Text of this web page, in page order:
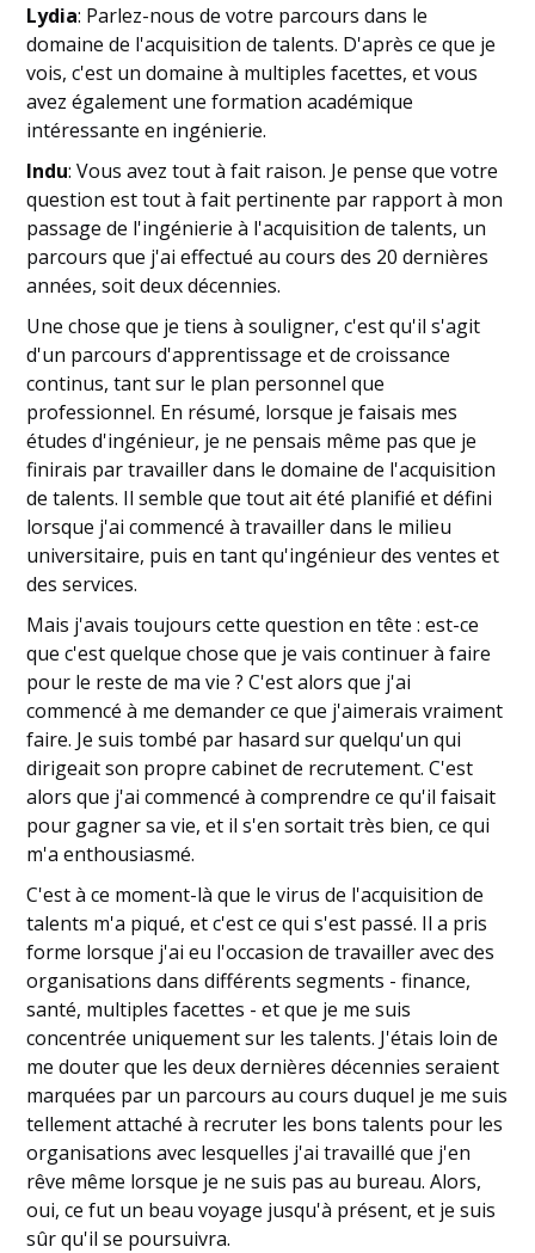
Lydia: Parlez-nous de votre parcours dans le
domaine de l'acquisition de talents. D'après ce que je
vois, c'est un domaine à multiples facettes, et vous
avez également une formation académique
intéressante en ingénierie.
Indu: Vous avez tout à fait raison. Je pense que votre
question est tout à fait pertinente par rapport à mon
passage de l'ingénierie à l'acquisition de talents, un
parcours que j'ai effectué au cours des 20 dernières
années, soit deux décennies.
Une chose que je tiens à souligner, c'est qu'il s'agit
d'un parcours d'apprentissage et de croissance
continus, tant sur le plan personnel que
professionnel. En résumé, lorsque je faisais mes
études d'ingénieur, je ne pensais même pas que je
finirais par travailler dans le domaine de l'acquisition
de talents. Il semble que tout ait été planifié et défini
lorsque j'ai commencé à travailler dans le milieu
universitaire, puis en tant qu'ingénieur des ventes et
des services.
Mais j'avais toujours cette question en tête : est-ce
que c'est quelque chose que je vais continuer à faire
pour le reste de ma vie ? C'est alors que j'ai
commencé à me demander ce que j'aimerais vraiment
faire. Je suis tombé par hasard sur quelqu'un qui
dirigeait son propre cabinet de recrutement. C'est
alors que j'ai commencé à comprendre ce qu'il faisait
pour gagner sa vie, et il s'en sortait très bien, ce qui
m'a enthousiasmé.
C'est à ce moment-là que le virus de l'acquisition de
talents m'a piqué, et c'est ce qui s'est passé. Il a pris
forme lorsque j'ai eu l'occasion de travailler avec des
organisations dans différents segments - finance,
santé, multiples facettes - et que je me suis
concentrée uniquement sur les talents. J'étais loin de
me douter que les deux dernières décennies seraient
marquées par un parcours au cours duquel je me suis
tellement attaché à recruter les bons talents pour les
organisations avec lesquelles j'ai travaillé que j'en
rêve même lorsque je ne suis pas au bureau. Alors,
oui, ce fut un beau voyage jusqu'à présent, et je suis
sûr qu'il se poursuivra.